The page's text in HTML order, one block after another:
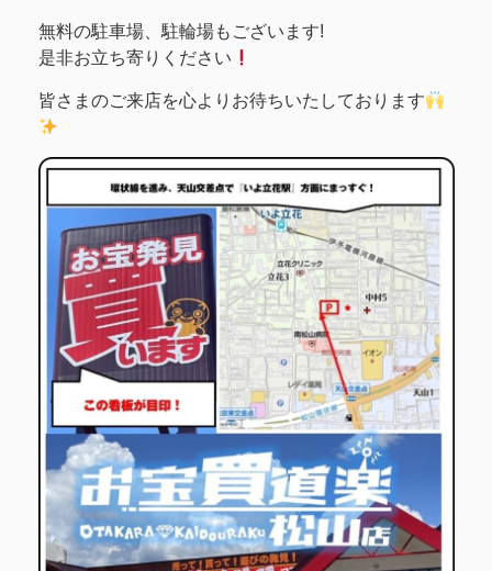
無料の駐車場、駐輪場もございます!
是非お立ち寄りください
皆さまのご来店を心よりお待ちいたしております